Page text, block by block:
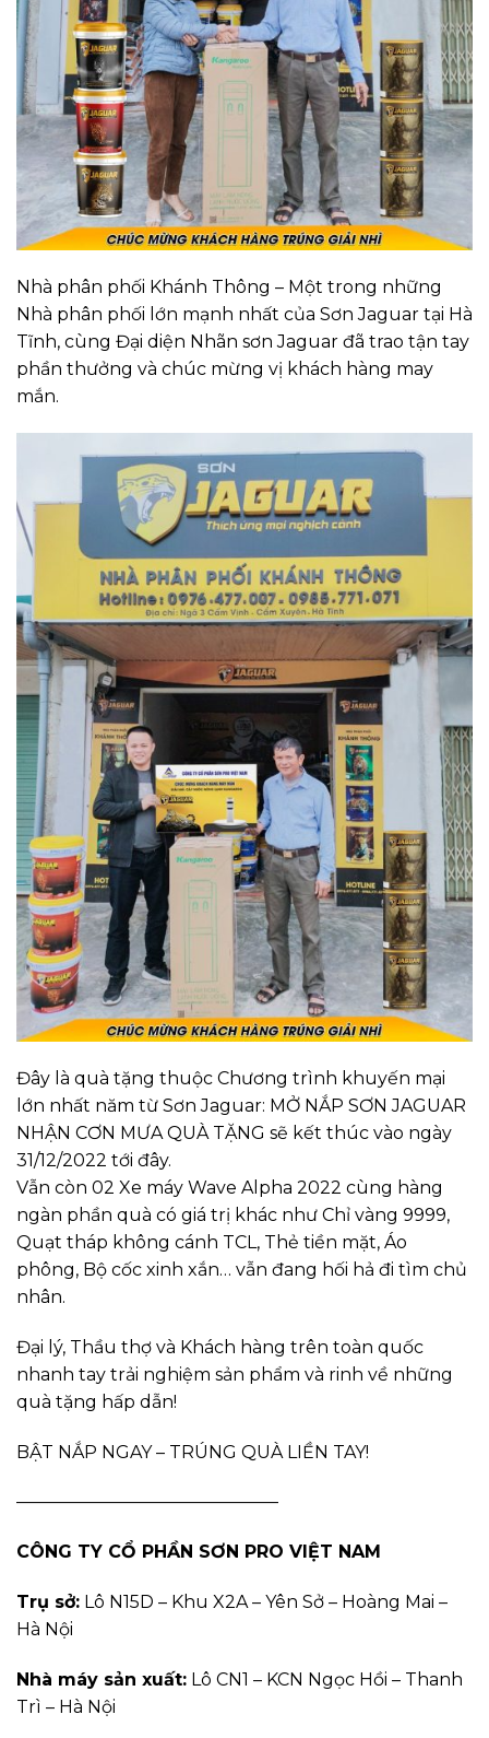
Nhà phân phối Khánh Thông – Một trong những
Nhà phân phối lớn mạnh nhất của Sơn Jaguar tại Hà
Tĩnh, cùng Đại diện Nhãn sơn Jaguar đã trao tận tay
phần thưởng và chúc mừng vị khách hàng may
mắn.
Đây là quà tặng thuộc Chương trình khuyến mại
lớn nhất năm từ Sơn Jaguar: MỞ NẮP SƠN JAGUAR
NHẬN CƠN MƯA QUÀ TẶNG sẽ kết thúc vào ngày
31/12/2022 tới đây.
Vẫn còn 02 Xe máy Wave Alpha 2022 cùng hàng
ngàn phần quà có giá trị khác như Chỉ vàng 9999,
Quạt tháp không cánh TCL, Thẻ tiền mặt, Áo
phông, Bộ cốc xinh xắn… vẫn đang hối hả đi tìm chủ
nhân.
Đại lý, Thầu thợ và Khách hàng trên toàn quốc
nhanh tay trải nghiệm sản phẩm và rinh về những
quà tặng hấp dẫn!
BẬT NẮP NGAY – TRÚNG QUÀ LIỀN TAY!
———————————————
CÔNG TY CỔ PHẦN SƠN PRO VIỆT NAM
Trụ sở: Lô N15D – Khu X2A – Yên Sở – Hoàng Mai –
Hà Nội
Nhà máy sản xuất: Lô CN1 – KCN Ngọc Hồi – Thanh
Trì – Hà Nội